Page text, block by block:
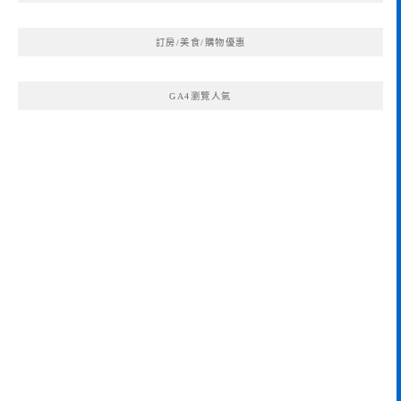
訂房/美食/購物優惠
GA4瀏覽人氣